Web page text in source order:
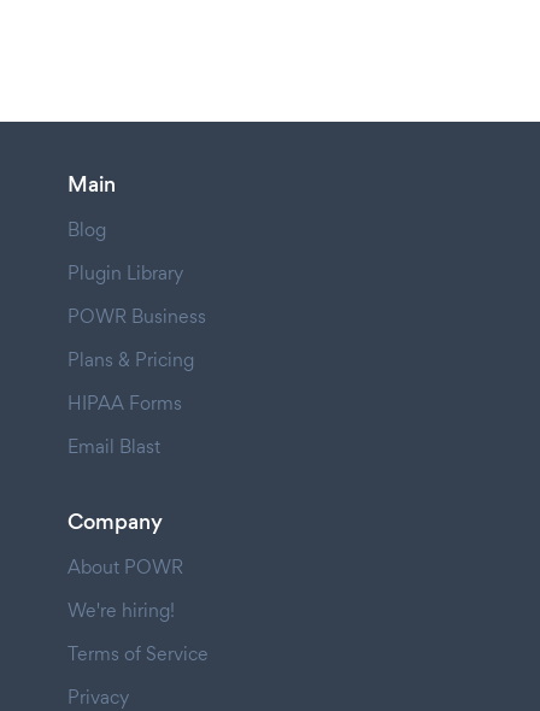
Main
Blog
Plugin Library
POWR Business
Plans & Pricing
HIPAA Forms
Email Blast
Company
About POWR
We're hiring!
Terms of Service
Privacy